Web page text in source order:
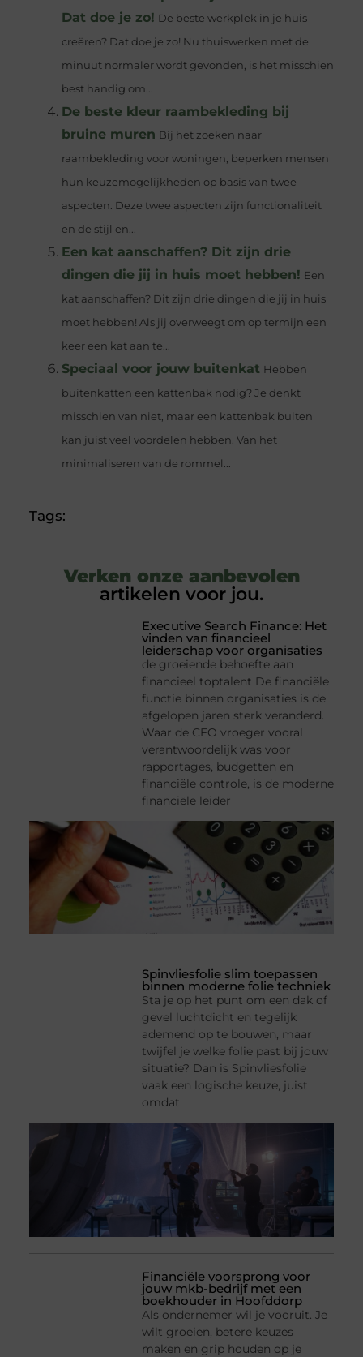
Dat doe je zo! De beste werkplek in je huis
creëren? Dat doe je zo! Nu thuiswerken met de
minuut normaler wordt gevonden, is het misschien
best handig om...
De beste kleur raambekleding bij
bruine muren Bij het zoeken naar
raambekleding voor woningen, beperken mensen
hun keuzemogelijkheden op basis van twee
aspecten. Deze twee aspecten zijn functionaliteit
en de stijl en...
Een kat aanschaffen? Dit zijn drie
dingen die jij in huis moet hebben! Een
kat aanschaffen? Dit zijn drie dingen die jij in huis
moet hebben! Als jij overweegt om op termijn een
keer een kat aan te...
Speciaal voor jouw buitenkat Hebben
buitenkatten een kattenbak nodig? Je denkt
misschien van niet, maar een kattenbak buiten
kan juist veel voordelen hebben. Van het
minimaliseren van de rommel...
Tags:
Verken onze aanbevolen
artikelen voor jou.
Executive Search Finance: Het
vinden van financieel
leiderschap voor organisaties
de groeiende behoefte aan
financieel toptalent De financiële
functie binnen organisaties is de
afgelopen jaren sterk veranderd.
Waar de CFO vroeger vooral
verantwoordelijk was voor
rapportages, budgetten en
financiële controle, is de moderne
financiële leider
Spinvliesfolie slim toepassen
binnen moderne folie techniek
Sta je op het punt om een dak of
gevel luchtdicht en tegelijk
ademend op te bouwen, maar
twijfel je welke folie past bij jouw
situatie? Dan is Spinvliesfolie
vaak een logische keuze, juist
omdat
Financiële voorsprong voor
jouw mkb-bedrijf met een
boekhouder in Hoofddorp
Als ondernemer wil je vooruit. Je
wilt groeien, betere keuzes
maken en grip houden op je